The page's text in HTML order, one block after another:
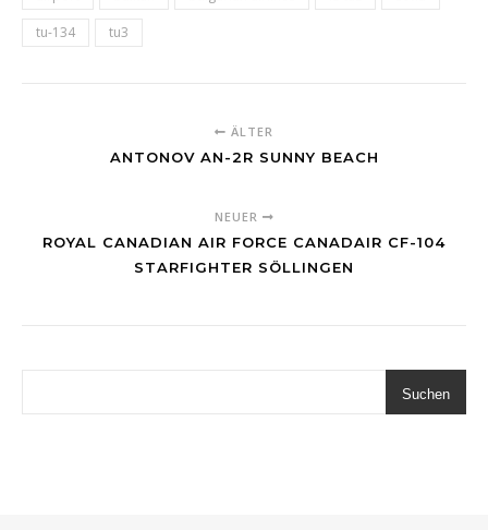
tu-134
tu3
ÄLTER
ANTONOV AN-2R SUNNY BEACH
NEUER
ROYAL CANADIAN AIR FORCE CANADAIR CF-104
STARFIGHTER SÖLLINGEN
Suchen